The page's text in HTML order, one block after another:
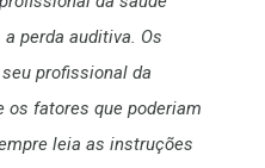
perda auditiva. Os
profissional da
os fatores que poderiam
leia as instruções